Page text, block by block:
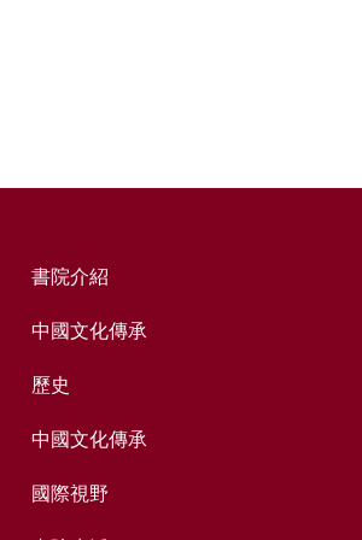
書院介紹
中國文化傳承
歷史
中國文化傳承
國際視野